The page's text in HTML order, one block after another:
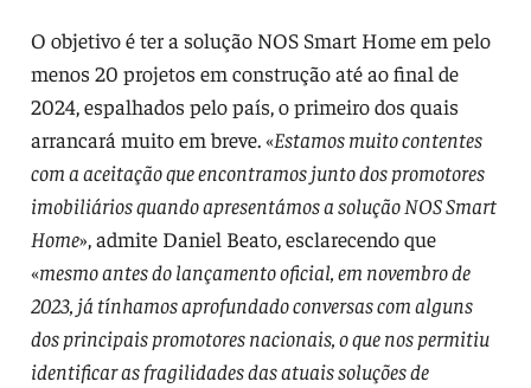
O objetivo é ter a solução NOS Smart Home em pelo
menos 20 projetos em construção até ao final de
2024, espalhados pelo país, o primeiro dos quais
arrancará muito em breve. «Estamos muito contentes
com a aceitação que encontramos junto dos promotores
imobiliários quando apresentámos a solução NOS Smart
Home», admite Daniel Beato, esclarecendo que
«mesmo antes do lançamento oficial, em novembro de
2023, já tínhamos aprofundado conversas com alguns
dos principais promotores nacionais, o que nos permitiu
identificar as fragilidades das atuais soluções de